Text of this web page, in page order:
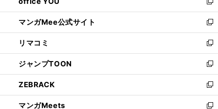
開
く
ィ
ン
ド
ウ
で
開
く
い
ウ
ィ
ン
ド
ウ
で
開
く
新
し
い
ウ
ィ
ン
ド
ウ
で
開
く
マンガMee公式サイト
新
し
い
ウ
ィ
ン
ド
ウ
で
リマコミ
新
し
い
ウ
ィ
ン
ド
ジャンプTOON
新
し
い
ウ
ィ
ZEBRACK
新
し
い
マンガMeets